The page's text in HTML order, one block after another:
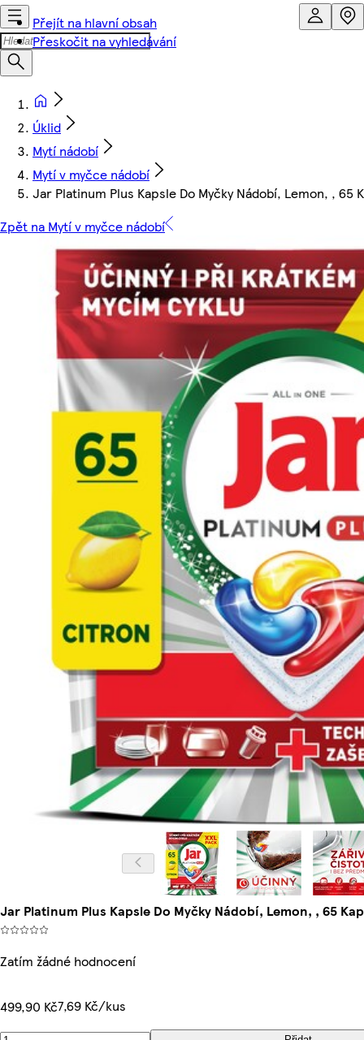
Přejít na hlavní obsah
Přeskočit na vyhledávání
Úklid
Mytí nádobí
Mytí v myčce nádobí
Jar Platinum Plus Kapsle Do Myčky Nádobí, Lemon, , 65
Zpět na Mytí v myčce nádobí
Jar Platinum Plus Kapsle Do Myčky Nádobí, Lemon, , 65
Zatím žádné hodnocení
499,90 Kč7,69 Kč/kus